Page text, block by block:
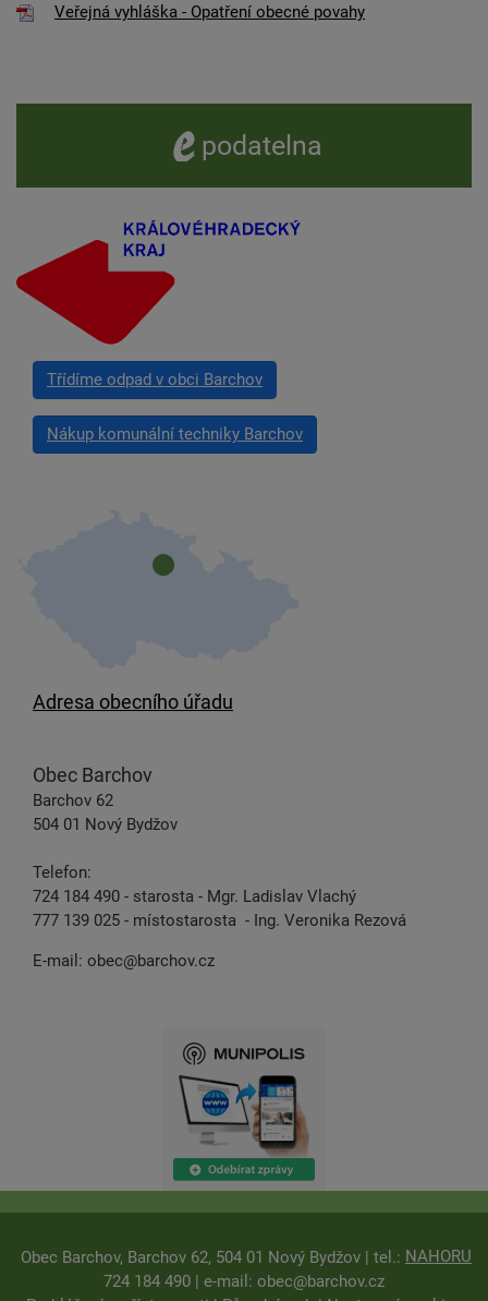
Veřejná vyhláška - Opatření obecné povahy
e -podatelna
Třídíme odpad v obci Barchov
Nákup komunální techniky Barchov
Adresa obecního úřadu
Obec Barchov
Barchov 62
504 01 Nový Bydžov
Telefon:
724 184 490 - starosta - Mgr. Ladislav Vlachý
777 139 025 - místostarosta - Ing. Veronika Rezová
E-mail: obec@barchov.cz
NAHORU
Obec Barchov, Barchov 62, 504 01 Nový Bydžov | tel.:
724 184 490 | e-mail: obec@barchov.cz